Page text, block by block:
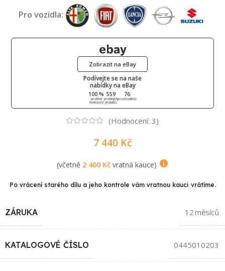
Pro vozidla:
Podívejte se na naše
nabídky na eBay
100 %
pozitivní
hodnocení
559
prodaných
produktů
76
pozorovatelů
Zobrazit na eBay
(Hodnocení: 3)
7 440 Kč
(včetně 2 400 Kčvratná kauce)
Po vrácení starého dílu a jeho kontrole vám vratnou kauci vrátíme.
ZÁRUKA 12 měsíců
KATALOGOVÉ ČÍSLO 0445010203